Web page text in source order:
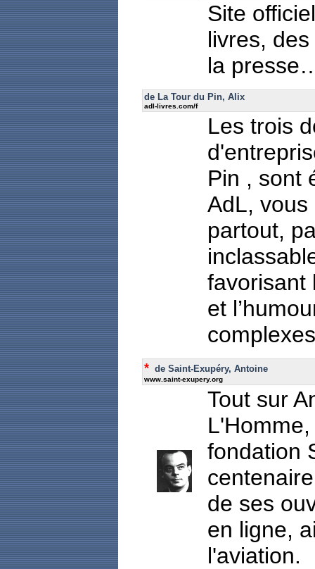
Site
livres,
la
de La Tour du Pin, Alix
adl-livres.com/f
Les trois
Pin , sont
AdL,
partout,
favorisant
et
* de Saint-Exupéry, Antoine
www.saint-exupery.org
Tout sur
fondation
de ses
en ligne,
l'aviation.